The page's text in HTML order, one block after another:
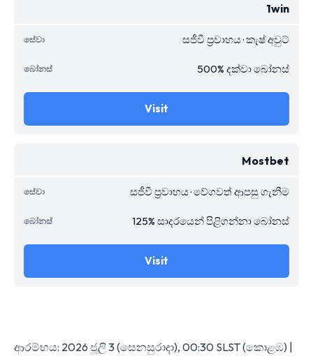
1win
සජීවී ප්‍රවාහය · කැෂ් අවුට්
500% දක්වා බෝනස්
Visit
Mostbet
සජීවී ප්‍රවාහය · වේගවත් ආපසු ගැනීම
125% සාදරයෙන් පිළිගන්නා බෝනස්
Visit
ආරම්භය: 2026 ජූලි 3 (සෙනසුරාදා), 00:30 SLST (කොළඹ) |